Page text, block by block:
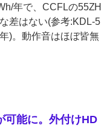
年で、CCFLの55ZH
差はない(参考:KDL-5
)。動作音はほぼ皆無
能に。外付けHD